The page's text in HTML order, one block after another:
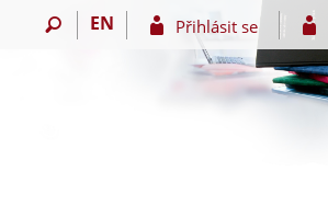
EN Přihlásit se